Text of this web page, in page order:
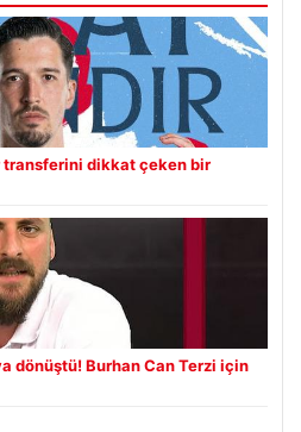
transferini dikkat çeken bir
dönüştü! Burhan Can Terzi için